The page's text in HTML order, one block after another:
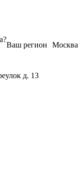
Москва
Ваш регион
?
д. 13